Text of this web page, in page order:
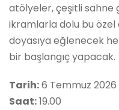
atölyeler, çeşitli sahne
ikramlarla dolu bu özel
doyasıya eğlenecek
bir başlangıç yapacak.
Tarih:6 Temmuz
Saat:19.00